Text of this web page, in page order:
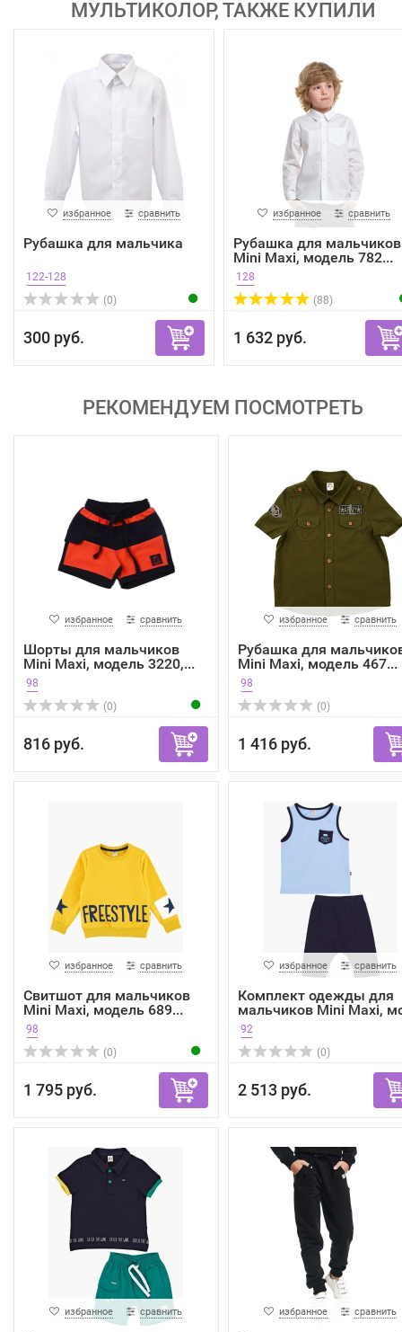
МУЛЬТИКОЛОР, ТАКЖЕ КУПИЛИ
избранное сравнить
Рубашка для мальчика
122-128
(0)
300 руб.
избранное сравнить
Рубашка для мальчиков
Mini Maxi, модель 782...
128
(88)
1 632 руб.
РЕКОМЕНДУЕМ ПОСМОТРЕТЬ
избранное сравнить
Шорты для мальчиков
Mini Maxi, модель 3220,...
98
(0)
816 руб.
избранное сравнить
Рубашка для
Mini Maxi, модель 467...
98
(0)
1 416 руб.
избранное сравнить
Свитшот для мальчиков
Mini Maxi, модель 689...
98
(0)
1 795 руб.
избранное сравнить
Комплект одежды для
мальчиков Mini Maxi,
92
(0)
2 513 руб.
избранное сравнить избранное сравнить